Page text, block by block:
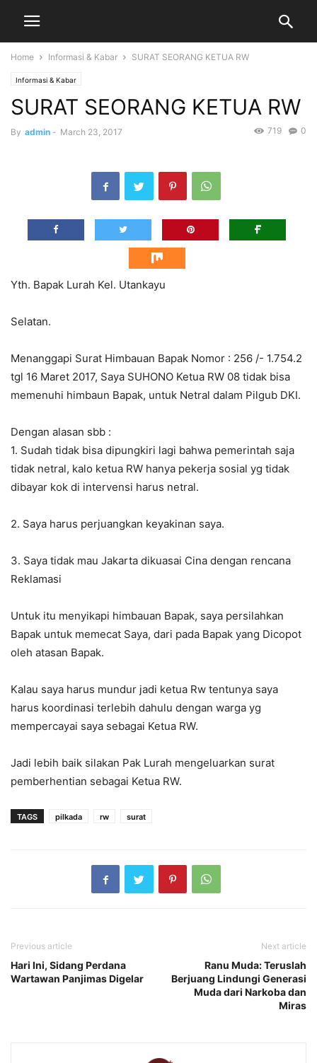
Home Informasi & Kabar SURAT SEORANG KETUA RW
Informasi & Kabar
SURAT SEORANG KETUA RW
By admin - March 23, 2017 0
719
Yth. Bapak Lurah Kel. Utankayu
Selatan.
Menanggapi Surat Himbauan Bapak Nomor : 256 /- 1.754.2
tgl 16 Maret 2017, Saya SUHONO Ketua RW 08 tidak bisa
memenuhi himbaun Bapak, untuk Netral dalam Pilgub DKI.
Dengan alasan sbb :
1. Sudah tidak bisa dipungkiri lagi bahwa pemerintah saja
tidak netral, kalo ketua RW hanya pekerja sosial yg tidak
dibayar kok di intervensi harus netral.
2. Saya harus perjuangkan keyakinan saya.
3. Saya tidak mau Jakarta dikuasai Cina dengan rencana
Reklamasi
Untuk itu menyikapi himbauan Bapak, saya persilahkan
Bapak untuk memecat Saya, dari pada Bapak yang Dicopot
oleh atasan Bapak.
Kalau saya harus mundur jadi ketua Rw tentunya saya
harus koordinasi terlebih dahulu dengan warga yg
mempercayai saya sebagai Ketua RW.
Jadi lebih baik silakan Pak Lurah mengeluarkan surat
pemberhentian sebagai Ketua RW.
TAGS pilkada rw surat
Previous article
Hari Ini, Sidang Perdana
Wartawan Panjimas Digelar
Next article
Ranu Muda: Teruslah
Berjuang Lindungi Generasi
Muda dari Narkoba dan
Miras